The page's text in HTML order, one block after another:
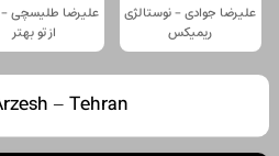
علیرضا جوادی - نوستالژی
ریمیکس
علیرضا طلیسچی -
از تو بهتر
– Tehran